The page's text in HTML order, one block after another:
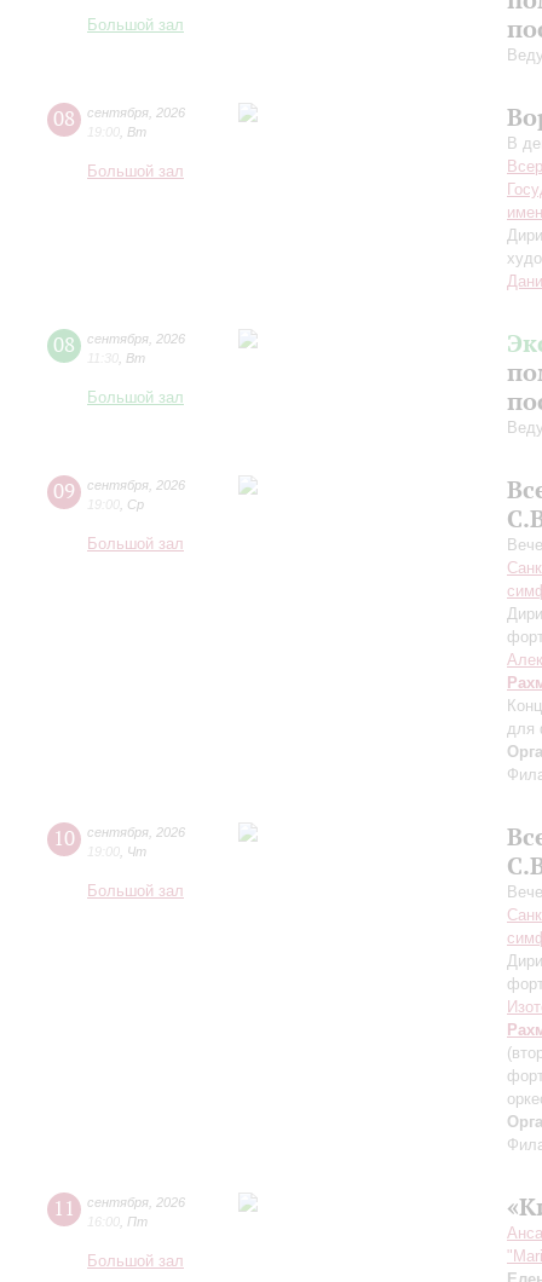
Большой зал
08 сентября 2026
19:00 Вт
Большой зал
В
08 сентября 2026
11:30 Вт
Большой зал
09 сентября 2026
19:00 Ср
Большой зал
для
10 сентября 2026
19:00 Чт
Большой зал
11 сентября 2026
16:00 Пт
Большой зал